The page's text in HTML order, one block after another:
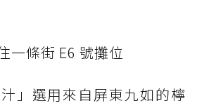
一條街 E6 號攤位
汁」選用來自屏東九如的檸